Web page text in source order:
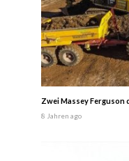
Zwei Massey Ferguson
8 Jahren ago